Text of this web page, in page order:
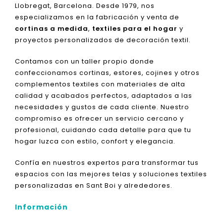
Llobregat, Barcelona. Desde 1979, nos
especializamos en la fabricación y venta de
cortinas a medida, textiles para el hogar y
proyectos personalizados de decoración textil.
Contamos con un taller propio donde
confeccionamos cortinas, estores, cojines y otros
complementos textiles con materiales de alta
calidad y acabados perfectos, adaptados a las
necesidades y gustos de cada cliente. Nuestro
compromiso es ofrecer un servicio cercano y
profesional, cuidando cada detalle para que tu
hogar luzca con estilo, confort y elegancia.
Confía en nuestros expertos para transformar tus
espacios con las mejores telas y soluciones textiles
personalizadas en Sant Boi y alrededores.
Información